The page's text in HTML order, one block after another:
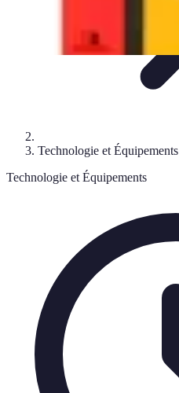
Technologie et Équipements
Technologie et Équipements